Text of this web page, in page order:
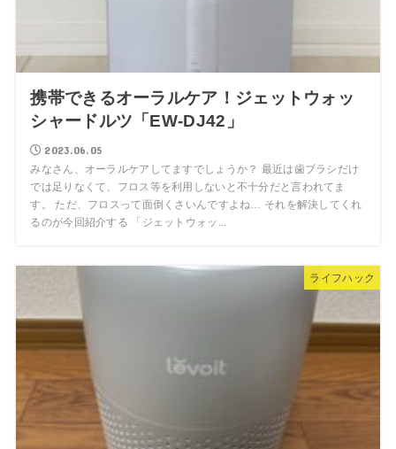
携帯できるオーラルケア！ジェットウォッ
シャードルツ「EW-DJ42」
2023.06.05
みなさん、オーラルケアしてますでしょうか？ 最近は歯ブラシだけ
では足りなくて、フロス等を利用しないと不十分だと言われてま
す。 ただ、フロスって面倒くさいんですよね… それを解決してくれ
るのが今回紹介する 「ジェットウォッ...
ライフハック